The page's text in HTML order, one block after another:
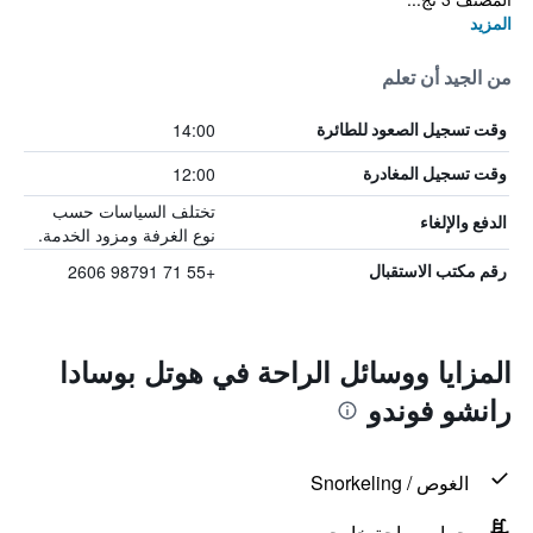
المزيد
من الجيد أن تعلم
وقت تسجيل الصعود للطائرة 14:00
وقت تسجيل المغادرة 12:00
الدفع والإلغاء
تختلف السياسات حسب
نوع الغرفة ومزود الخدمة.
رقم مكتب الاستقبال +55 71 98791 2606
المزايا ووسائل الراحة في هوتل بوسادا
رانشو فوندو
الغوص / Snorkeling